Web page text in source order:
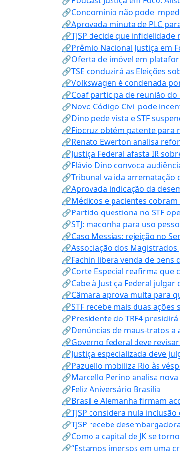
🔗Condomínio não pode
🔗Aprovada minuta de PLC
🔗TJSP decide que
🔗Prêmio Nacional Justiça em
🔗Oferta de imóvel em
🔗TSE conduzirá as Eleições
🔗Volkswagen é condenada
🔗Coaf participa de reunião do
🔗Novo Código Civil pode
🔗Dino pede vista e STF
🔗Fiocruz obtém patente para
🔗Renato Ewerton analisa
🔗Justiça Federal afasta IR
🔗Flávio Dino convoca
🔗Tribunal valida arrematação
🔗Aprovada indicação da
🔗Médicos e pacientes
🔗Partido questiona no STF
🔗STJ: maconha para uso
🔗Caso Messias: rejeição no
🔗Associação dos
🔗Fachin libera venda de bens
🔗Corte Especial reafirma que
🔗Cabe à Justiça Federal
🔗Câmara aprova multa para
🔗STF recebe mais duas
🔗Presidente do TRF4
🔗Denúncias de maus-tratos a
🔗Governo federal deve
🔗Justiça especializada deve
🔗Pazuello mobiliza Rio às
🔗Marcello Perino analisa
🔗Feliz Aniversário Brasília
🔗Brasil e Alemanha firmam
🔗TJSP considera nula
🔗TJSP recebe
🔗Como a capital de JK se
🔗“Estamos imersos em uma